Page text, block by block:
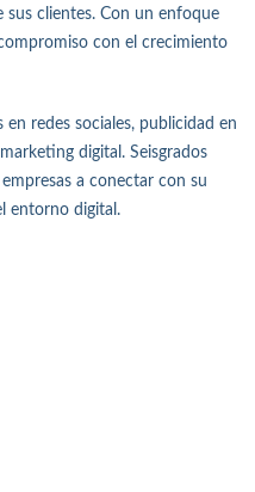
sus clientes. Con un enfoque
con el crecimiento
redes sociales, publicidad en
digital. Seisgrados
a conectar con su
entorno digital.